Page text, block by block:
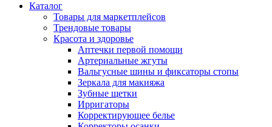
Каталог
Товары для маркетплейсов
Трендовые товары
Красота и здоровье
Аптечки первой помощи
Артериальные жгуты
Вальгусные шины и фиксаторы стопы
Зеркала для макияжа
Зубные щетки
Ирригаторы
Корректирующее белье